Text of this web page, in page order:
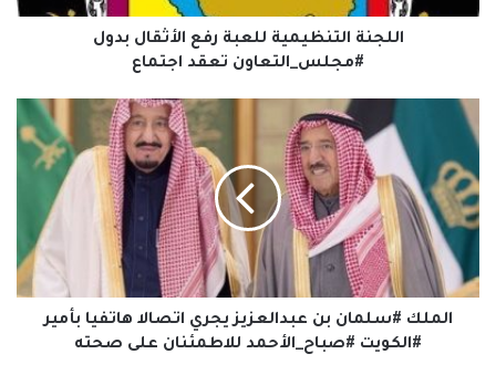
اجتماع
اللجنة التنظيمية للعبة رفع الأثقال بدول
#مجلس_التعاون تعقد اجتماع
الملك
#سلمان
بن
عبدالعزيز
يجري
اتصالا
هاتفيا
بأمير
#الكويت
#صباح_الأحمد
للاطمئنان
الملك #سلمان بن عبدالعزيز يجري اتصالا هاتفيا بأمير
#الكويت #صباح_الأحمد للاطمئنان على صحته